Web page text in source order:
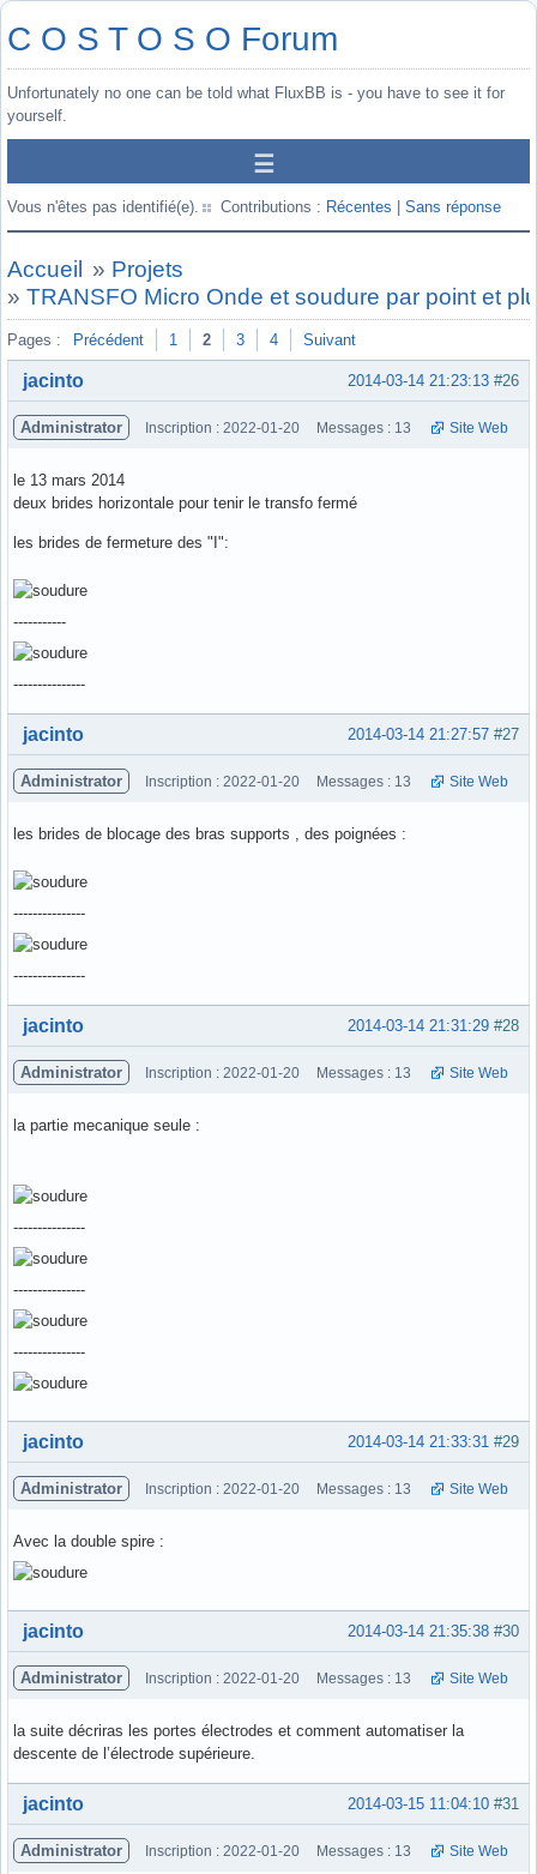
C O S T O S O Forum
Unfortunately no one can be told what FluxBB is - you have to see it for
yourself.
Vous n'êtes pas identifié(e). Contributions : Récentes Sans réponse
Accueil » Projets
» TRANSFO Micro Onde et soudure par point et
Pages : Précédent 1 2 3 4 Suivant
#26
2014-03-14 21:23:13
jacinto
Administrator Inscription : 2022-01-20 Messages : 13 Site Web
le 13 mars 2014
deux brides horizontale pour tenir le transfo fermé
les brides de fermeture des "I":
-----------
---------------
Hors ligne #27
2014-03-14 21:27:57
jacinto
Administrator Inscription : 2022-01-20 Messages : 13 Site Web
les brides de blocage des bras supports , des poignées :
---------------
---------------
Hors ligne #28
2014-03-14 21:31:29
jacinto
Administrator Inscription : 2022-01-20 Messages : 13 Site Web
la partie mecanique seule :
---------------
---------------
---------------
Hors ligne #29
2014-03-14 21:33:31
jacinto
Administrator Inscription : 2022-01-20 Messages : 13 Site Web
Avec la double spire :
Hors ligne #30
2014-03-14 21:35:38
jacinto
Administrator Inscription : 2022-01-20 Messages : 13 Site Web
la suite décriras les portes électrodes et comment automatiser la
descente de l’électrode supérieure.
Hors ligne #31
2014-03-15 11:04:10
jacinto
Administrator Inscription : 2022-01-20 Messages : 13 Site Web